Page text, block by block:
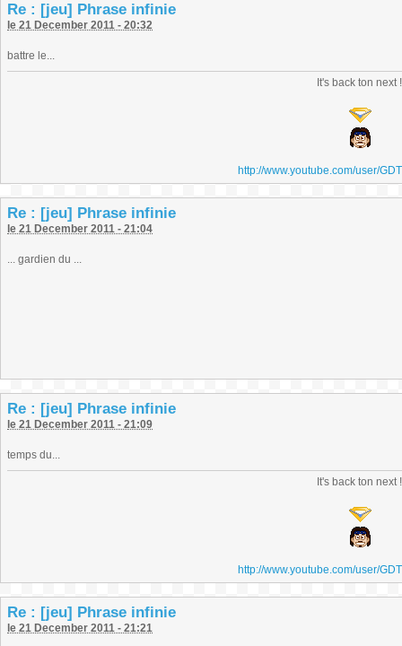
Re : [jeu] Phrase infinie
le 21 December 2011 - 20:32
battre le...
It's back ton next !
http://www.youtube.com/user/
Re : [jeu] Phrase infinie
le 21 December 2011 - 21:04
... gardien du ...
Re : [jeu] Phrase infinie
le 21 December 2011 - 21:09
temps du...
It's back ton next !
http://www.youtube.com/user/
Re : [jeu] Phrase infinie
le 21 December 2011 - 21:21